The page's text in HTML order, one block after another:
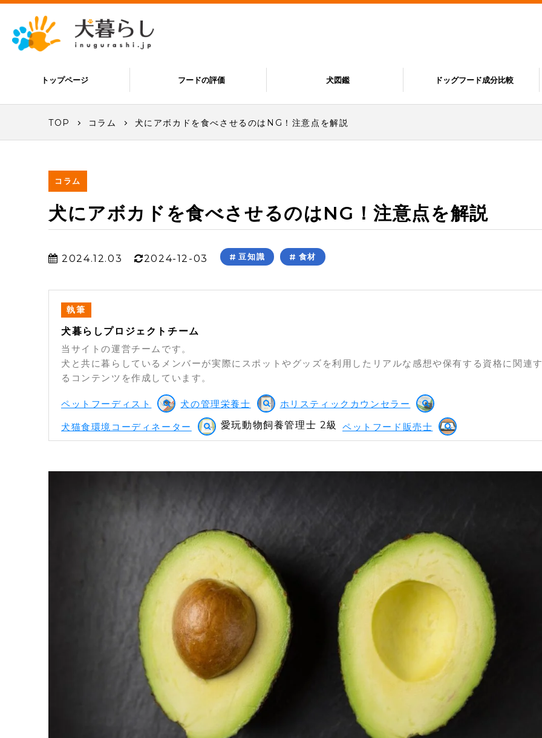
トップページ フードの評価 犬図鑑 ドッグフード成分比較
TOP コラム 犬にアボカドを食べさせるのはNG！注意点を解説
コラム
犬にアボカドを食べさせるのはNG！注意点を解説
2024.12.03 2024-12-03 豆知識 食材
執筆
犬暮らしプロジェクトチーム
当サイトの運営チームです。
犬と共に暮らしているメンバーが実際にスポットやグッズを利用したリアルな感想や保有する資格に関連
るコンテンツを作成しています。
ペットフーディスト 犬の管理栄養士
ホリスティックカウンセラー
犬猫食環境コーディネーター
愛玩動物飼養管理士 2級 ペットフード販売士